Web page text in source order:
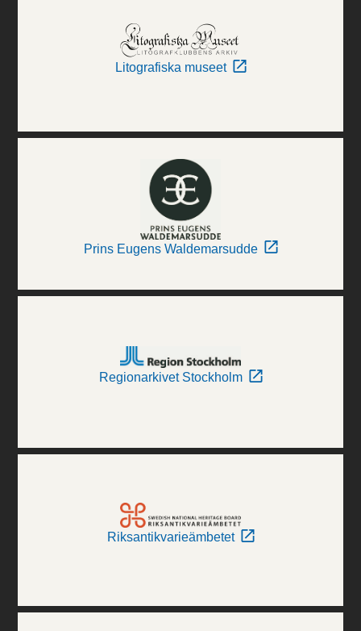
Litografiska museet
Prins Eugens Waldemarsudde
Regionarkivet Stockholm
Riksantikvarieämbetet